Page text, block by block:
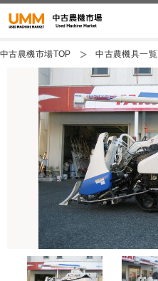
中古農機市場TOP 中古農機具一覧